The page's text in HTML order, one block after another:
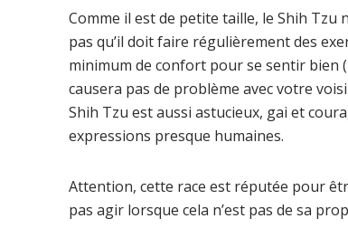
Comme il est de petite taille, le Shih Tzu
pas qu’il doit faire régulièrement des
minimum de confort pour se sentir bien
causera pas de problème avec votre
Shih Tzu est aussi astucieux, gai et
expressions presque humaines.
Attention, cette race est réputée pour
pas agir lorsque cela n’est pas de sa